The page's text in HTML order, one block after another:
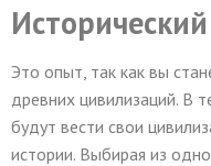
Это опыт, так как вы
древних цивилизаций. В
будут вести свои
истории. Выбирая из